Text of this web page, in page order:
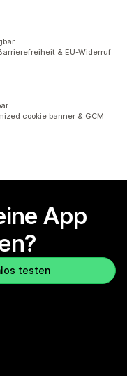
& EU-Widerruf
cookie banner & GCM
App
testen